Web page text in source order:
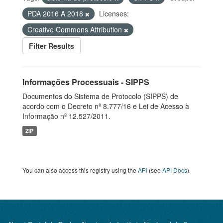
PDA 2016 A 2018
Licenses:
Creative Commons Attribution
Filter Results
Informações Processuais - SIPPS
Documentos do Sistema de Protocolo (SIPPS) de
acordo com o Decreto nº 8.777/16 e Lei de Acesso à
Informação nº 12.527/2011.
ZIP
You can also access this registry using the API (see API Docs).